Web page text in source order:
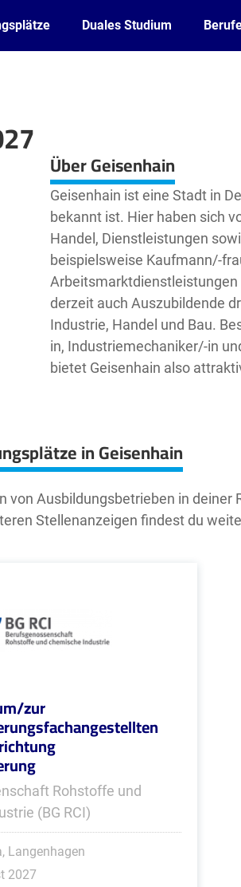
Duales Studium
Über Geisenhain
Geisenhain ist eine Stadt in
bekannt ist. Hier haben sich
Handel, Dienstleistungen
beispielsweise Kaufmann/-
Arbeitsmarktdienstleistungen
derzeit auch Auszubildende
Industrie, Handel und Bau.
in, Industriemechaniker/-in
bietet Geisenhain also
in Geisenhain
von Ausbildungsbetrieben in deiner
Stellenanzeigen findest du
zur
Rohstoffe und
(BG RCI)
Langenhagen
2027